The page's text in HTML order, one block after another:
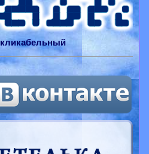
кликабельный